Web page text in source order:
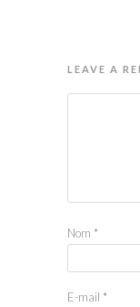
LEAVE A
Nom *
E-mail *